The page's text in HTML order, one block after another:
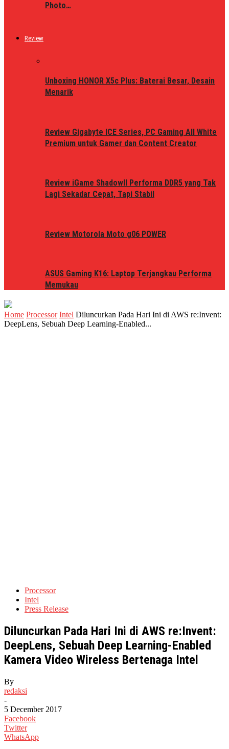
Photo…
Review
Unboxing HONOR X5c Plus: Baterai Besar, Desain
Menarik
Review Gigabyte ICE Series, PC Gaming All White
Premium untuk Gamer dan Content Creator
Review iGame ShadowII Performa DDR5 yang Tak
Lagi Sekadar Cepat, Tapi Stabil
Review Motorola Moto g06 POWER
ASUS Gaming K16: Laptop Terjangkau Performa
Memukau
Home Processor Intel Diluncurkan Pada Hari Ini di AWS re:Invent:
DeepLens, Sebuah Deep Learning-Enabled...
Processor
Intel
Press Release
Diluncurkan Pada Hari Ini di AWS re:Invent:
DeepLens, Sebuah Deep Learning-Enabled
Kamera Video Wireless Bertenaga Intel
By
redaksi
-
5 December 2017
Facebook
Twitter
WhatsApp